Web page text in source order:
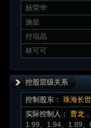
杨荣华
施挺
付琨晶
林可可
控股层级关系
控制股东： 珠海长
实际控制人：
曹龙
1.99、1.94、1.89、